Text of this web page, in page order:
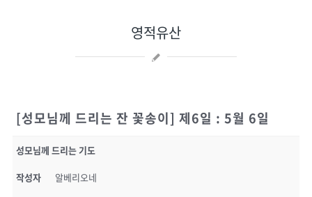
영적유산
[성모님께 드리는 잔 꽃송이] 제6일 : 5월 6일
성모님께 드리는 기도
작성자 알베리오네